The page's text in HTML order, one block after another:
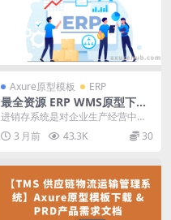
Axure原型模板 ERP
最全资源 ERP WMS原型下
载：流程图、信息图、用例说
明、原型结构图、名词解释、
功能说明
进销存系统是对企业生产经营中物
料流、资金流进行条码全程跟踪管
理。 随着物流与供应...
3 月前 43.3K 30